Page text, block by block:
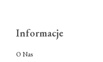
Informacje
O Nas